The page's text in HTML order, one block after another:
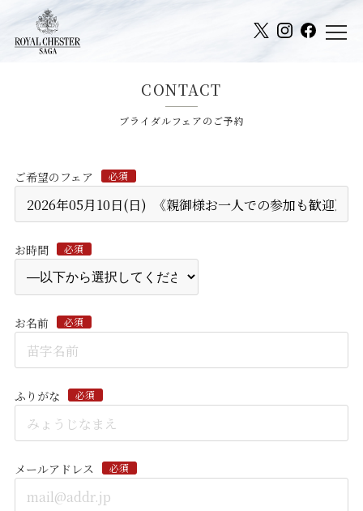
CONTACT
ブライダルフェアのご予約
ご希望のフェア 必須
お時間 必須
お名前 必須
ふりがな 必須
メールアドレス 必須